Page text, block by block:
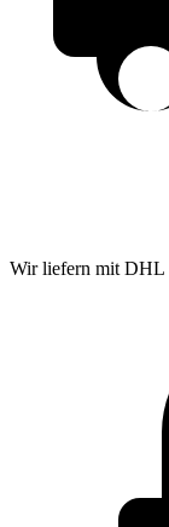
Wir liefern mit DHL